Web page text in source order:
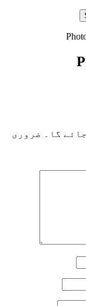
گا۔
ضروری